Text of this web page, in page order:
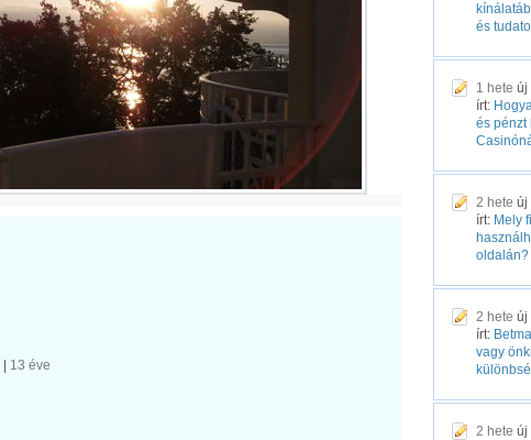
13 éve
és
1 hete új
írt:
és pénzt
2 hete új
írt: Mely
oldalán?
2 hete új
írt:
vagy
2 hete új